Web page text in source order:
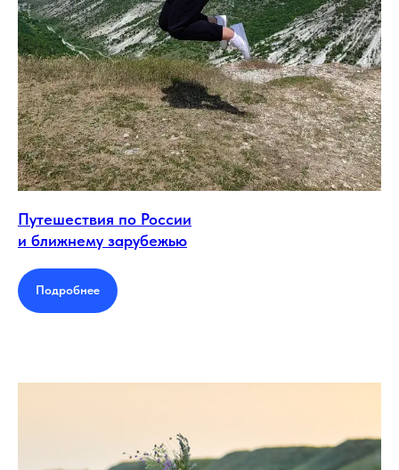
Путешествия по России
и ближнему зарубежью
Подробнее